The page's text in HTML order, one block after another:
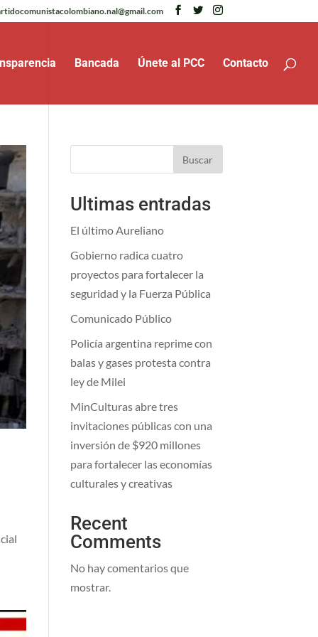
Bancada Únete al PCC Contacto
Buscar
Ultimas entradas
El último Aureliano
Gobierno radica cuatro
proyectos para fortalecer la
seguridad y la Fuerza Pública
Comunicado Público
Policía argentina reprime con
balas y gases protesta contra
ley de Milei
MinCulturas abre tres
invitaciones públicas con una
inversión de $920 millones
para fortalecer las economías
culturales y creativas
Recent
Comments
No hay comentarios que
mostrar.